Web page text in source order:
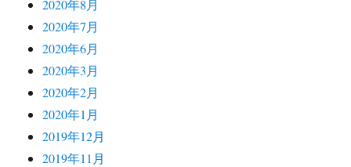
2020年8月
2020年7月
2020年6月
2020年3月
2020年2月
2020年1月
2019年12月
2019年11月